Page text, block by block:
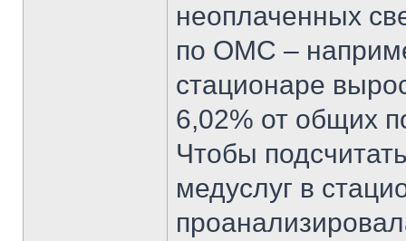
неоплаченных
по ОМС –
стационаре
6,02% от общих
Чтобы
медуслуг в